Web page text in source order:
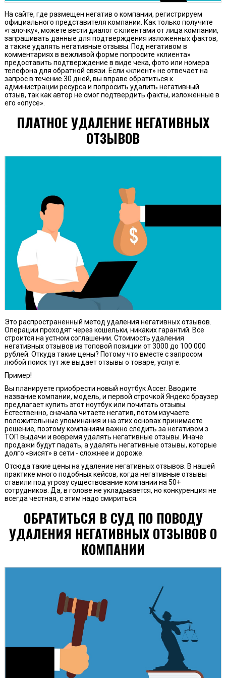
На сайте, где размещен негатив о компании, регистрируем
официального представителя компании. Как только получите
«галочку», можете вести диалог с клиентами от лица компании,
запрашивать данные для подтверждения изложенных фактов,
а также удалять негативные отзывы. Под негативом в
комментариях в вежливой форме попросите «клиента»
предоставить подтверждение в виде чека, фото или номера
телефона для обратной связи. Если «клиент» не отвечает на
запрос в течение 30 дней, вы вправе обратиться к
администрации ресурса и попросить удалить негативный
отзыв, так как автор не смог подтвердить факты, изложенные в
его «опусе».
ПЛАТНОЕ УДАЛЕНИЕ НЕГАТИВНЫХ
ОТЗЫВОВ
Это распространенный метод удаления негативных отзывов.
Операции проходят через кошельки, никаких гарантий. Все
строится на устном соглашении. Стоимость удаления
негативных отзывов из топовой позиции от 3000 до 100 000
рублей. Откуда такие цены? Потому что вместе с запросом
любой поиск тут же выдает отзывы о товаре, услуге.
Пример!
Вы планируете приобрести новый ноутбук Ассеr. Вводите
название компании, модель, и первой строчкой Яндекс браузер
предлагает купить этот ноутбук или почитать отзывы.
Естественно, сначала читаете негатив, потом изучаете
положительные упоминания и на этих основах принимаете
решение, поэтому компаниям важно следить за негативом з
ТОП выдачи и вовремя удалять негативные отзывы. Иначе
продажи будут падать, а удалять негативные отзывы, которые
долго «висят» в сети - сложнее и дороже.
Отсюда такие цены на удаление негативных отзывов. В нашей
практике много подобных кейсов, когда негативные отзывы
ставили под угрозу существование компании на 50+
сотрудников. Да, в голове не укладывается, но конкуренция не
всегда честная, с этим надо смириться.
ОБРАТИТЬСЯ В СУД ПО ПОВОДУ
УДАЛЕНИЯ НЕГАТИВНЫХ ОТЗЫВОВ О
КОМПАНИИ